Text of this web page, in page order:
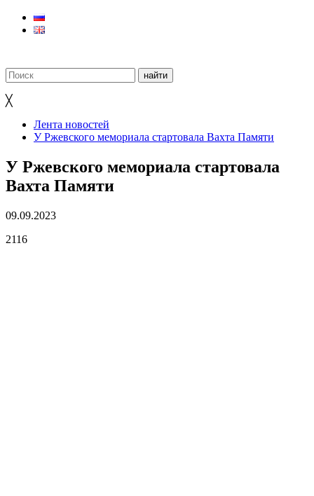
╳
Лента новостей
У Ржевского мемориала стартовала Вахта Памяти
У Ржевского мемориала стартовала
Вахта Памяти
09.09.2023
2116